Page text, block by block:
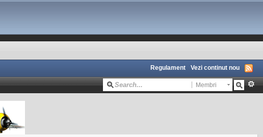
Regulament Vezi continut nou
Membri